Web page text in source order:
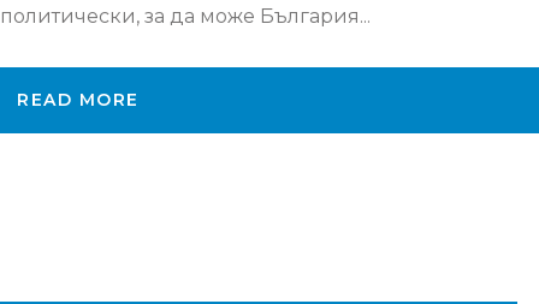
политически, за да може България...
READ MORE